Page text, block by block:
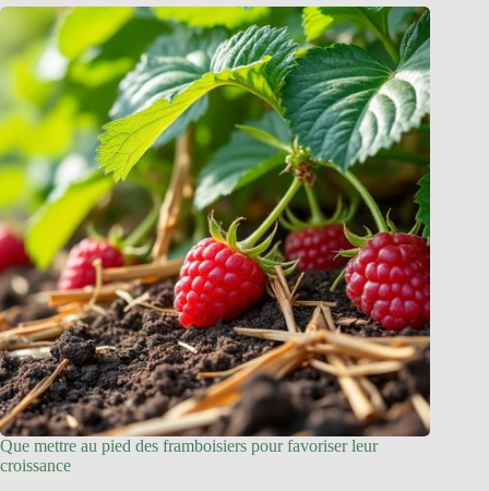
Que mettre au pied des framboisiers pour favoriser leur
croissance